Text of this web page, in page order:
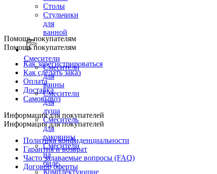
Столы
Стульчики
для
ванной
Смесители
Смесители
для
ванны
Смесители
для
душа
Смеситель
для
раковины
Смесители
на
биде
Комплектующие
Помощь покупателям
Помощь покупателям
Как зарегистрироваться
Как сделать заказ
Оплата
Доставка
Самовывоз
Информация для покупателей
Информация для покупателей
Политика конфиденциальности
Гарантия и возврат
Часто задаваемые вопросы (FAQ)
Договор оферты